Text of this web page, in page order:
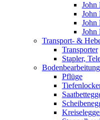
John
John
John
John
Transport- &
Transporter
Stapler,
Bodenbearbeitung
Pflüge